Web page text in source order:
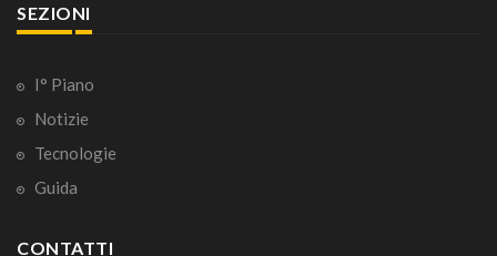
SEZIONI
I° Piano
Notizie
Tecnologie
Guida
CONTATTI